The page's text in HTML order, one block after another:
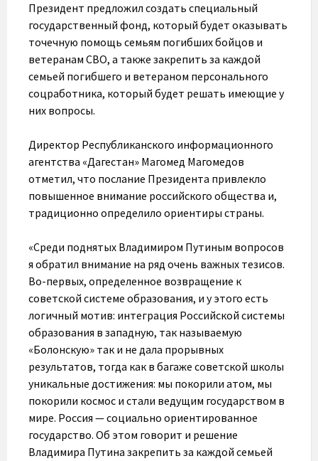
Президент предложил создать специальный
государственный фонд, который будет оказывать
точечную помощь семьям погибших бойцов и
ветеранам СВО, а также закрепить за каждой
семьей погибшего и ветераном персонального
соцработника, который будет решать имеющие у
них вопросы.
Директор Республиканского информационного
агентства «Дагестан» Магомед Магомедов
отметил, что послание Президента привлекло
повышенное внимание российского общества и,
традиционно определило ориентиры страны.
«Среди поднятых Владимиром Путиным вопросов
я обратил внимание на ряд очень важных тезисов.
Во-первых, определенное возвращение к
советской системе образования, и у этого есть
логичный мотив: интеграция Российской системы
образования в западную, так называемую
«Болонскую» так и не дала прорывных
результатов, тогда как в багаже советской школы
уникальные достижения: мы покорили атом, мы
покорили космос и стали ведущим государством в
мире. Россия — социально ориентированное
государство. Об этом говорит и решение
Владимира Путина закрепить за каждой семьей